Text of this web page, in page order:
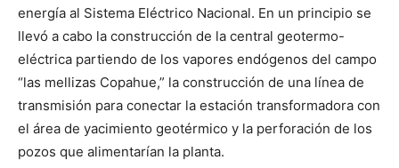
energía al Sistema Eléctrico Nacional. En un principio se
llevó a cabo la construcción de la central geotermo-
eléctrica partiendo de los vapores endógenos del campo
“las mellizas Copahue,” la construcción de una línea de
transmisión para conectar la estación transformadora con
el área de yacimiento geotérmico y la perforación de los
pozos que alimentarían la planta.